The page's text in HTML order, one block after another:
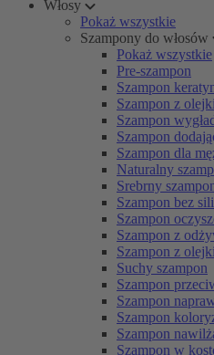
Włosy
Pokaż wszystkie
Szampony do włosów
Pokaż wszystkie
Pre-szampon
Szampon
Szampon z
Szampon
Szampon
Szampon dla
Naturalny
Srebrny
Szampon bez
Szampon
Szampon z
Szampon z
Suchy szampon
Szampon
Szampon
Szampon
Szampon
Szampon w